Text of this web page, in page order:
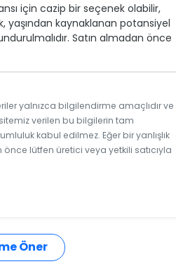
için cazip bir seçenek olabilir,
yaşından kaynaklanan potansiyel
Satın almadan önce
yalnızca bilgilendirme amaçlıdır ve
verilen bu bilgilerin tam
kabul edilmez. Eğer bir yanlışlık
önce lütfen üretici veya yetkili satıcıyla
Öner